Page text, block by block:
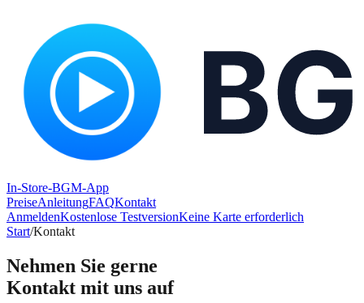
In-Store-BGM-App
PreiseAnleitungFAQKontakt
AnmeldenKostenlose TestversionKeine Karte erforderlich
Start/Kontakt
Nehmen Sie gerne
Kontakt mit uns auf